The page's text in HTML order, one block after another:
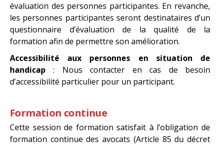
évaluation des personnes participantes. En revanche,
les personnes participantes seront destinataires d’un
questionnaire d’évaluation de la qualité de la
formation afin de permettre son amélioration.
Accessibilité aux personnes en situation de
handicap : Nous contacter en cas de besoin
d’accessibilité particulier pour un participant.
Formation continue
Cette session de formation satisfait à l’obligation de
formation continue des avocats (Article 85 du décret